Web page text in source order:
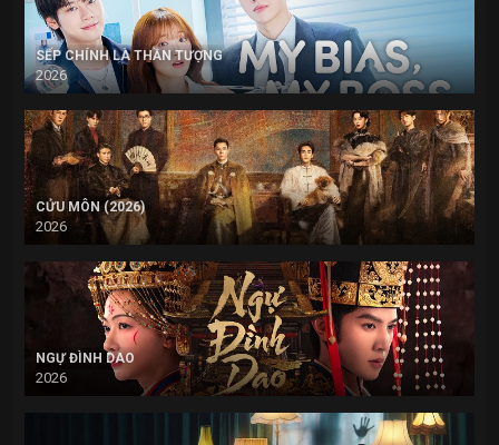
SẾP CHÍNH LÀ THẦN TƯỢNG
2026
CỬU MÔN (2026)
2026
NGỰ ĐÌNH DAO
2026